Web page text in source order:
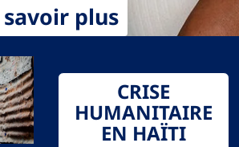
savoir plus
CRISE
HUMANITAIRE
EN HAÏTI